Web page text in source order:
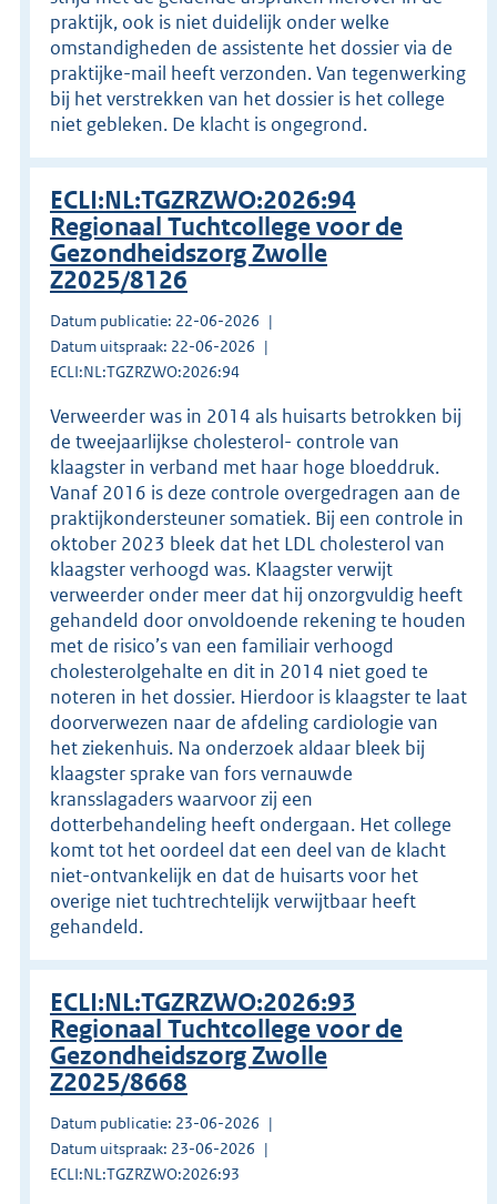
praktijk, ook is niet duidelijk onder welke
omstandigheden de assistente het dossier via de
praktijke-mail heeft verzonden. Van tegenwerking
bij het verstrekken van het dossier is het college
niet gebleken. De klacht is ongegrond.
ECLI:NL:TGZRZWO:2026:94
Regionaal Tuchtcollege voor de
Gezondheidszorg Zwolle
Z2025/8126
Datum publicatie: 22-06-2026
Datum uitspraak: 22-06-2026
ECLI:NL:TGZRZWO:2026:94
Verweerder was in 2014 als huisarts betrokken bij
de tweejaarlijkse cholesterol- controle van
klaagster in verband met haar hoge bloeddruk.
Vanaf 2016 is deze controle overgedragen aan de
praktijkondersteuner somatiek. Bij een controle in
oktober 2023 bleek dat het LDL cholesterol van
klaagster verhoogd was. Klaagster verwijt
verweerder onder meer dat hij onzorgvuldig heeft
gehandeld door onvoldoende rekening te houden
met de risico’s van een familiair verhoogd
cholesterolgehalte en dit in 2014 niet goed te
noteren in het dossier. Hierdoor is klaagster te laat
doorverwezen naar de afdeling cardiologie van
het ziekenhuis. Na onderzoek aldaar bleek bij
klaagster sprake van fors vernauwde
kransslagaders waarvoor zij een
dotterbehandeling heeft ondergaan. Het college
komt tot het oordeel dat een deel van de klacht
niet-ontvankelijk en dat de huisarts voor het
overige niet tuchtrechtelijk verwijtbaar heeft
gehandeld.
ECLI:NL:TGZRZWO:2026:93
Regionaal Tuchtcollege voor de
Gezondheidszorg Zwolle
Z2025/8668
Datum publicatie: 23-06-2026
Datum uitspraak: 23-06-2026
ECLI:NL:TGZRZWO:2026:93